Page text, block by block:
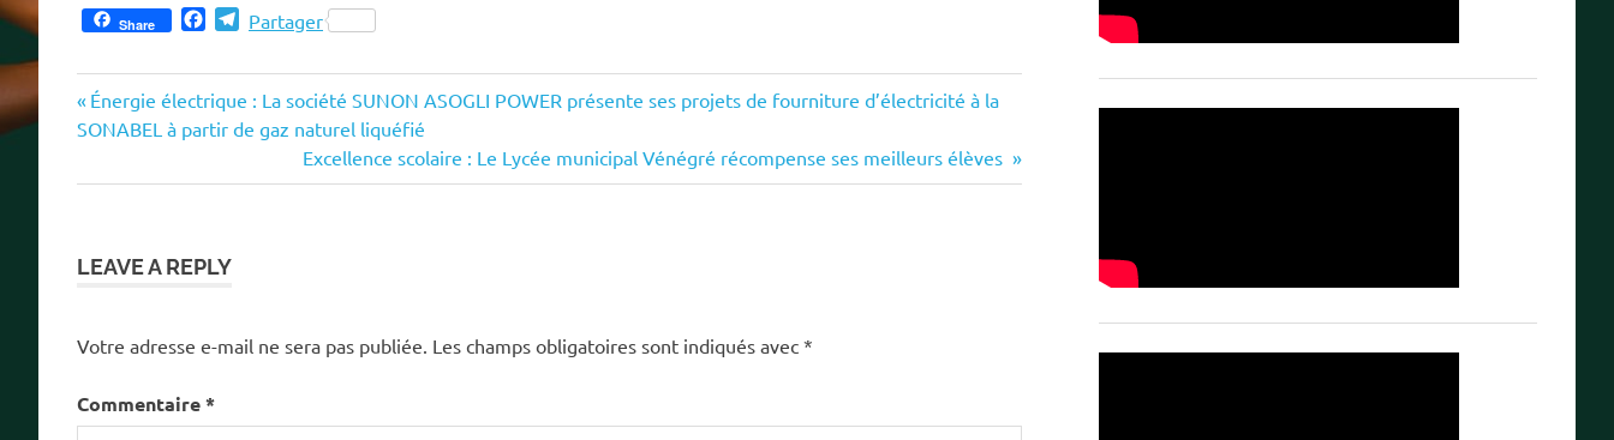
Share FacebookTelegram
Partager
Navigation
Previous
Post:
Énergie électrique : La société SUNON ASOGLI POWER présente ses projets de fourniture d’électricité à la
SONABEL à partir de gaz naturel liquéfié
Next
Post:
Excellence scolaire : Le Lycée municipal Vénégré récompense ses meilleurs élèves
LEAVE A REPLY
Votre adresse e-mail ne sera pas publiée. Les champs obligatoires sont indiqués avec *
Commentaire*